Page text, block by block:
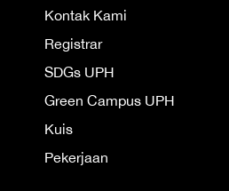
Kontak Kami
Registrar
SDGs UPH
Green Campus UPH
Kuis
Pekerjaan